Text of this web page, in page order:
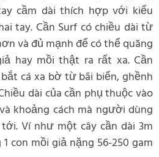
cầm dài thích hợp với kiểu
tay. Cần Surf có chiều dài từ
và đủ mạnh để có thể quăng
hay mồi thật ra rất xa. Cần
cá xa bờ từ bãi biển, ghềnh
dài của cần phụ thuộc vào
khoảng cách mà người dùng
Ví như một cây cần dài 3m
con mồi giả nặng 56-250 gam